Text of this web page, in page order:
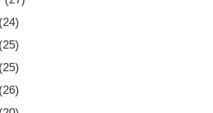
(24)
(25)
(25)
(26)